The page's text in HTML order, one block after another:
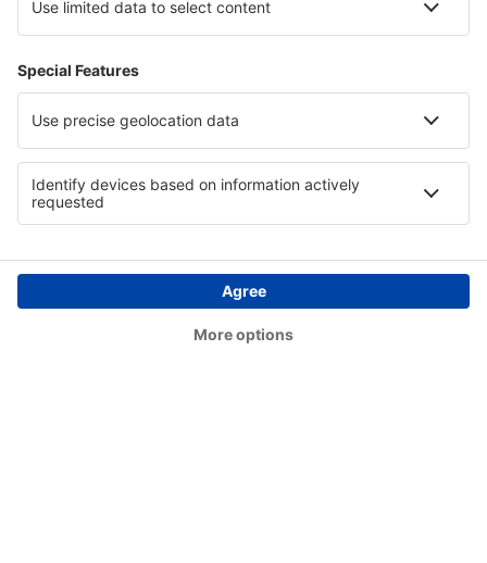
Trabzon Airport (TZX)
Uşak Airport (USQ)
Bursa Yenisehir (YEI)
Kütahya Zafer (KZR)
Zonguldak Airport (ONQ)